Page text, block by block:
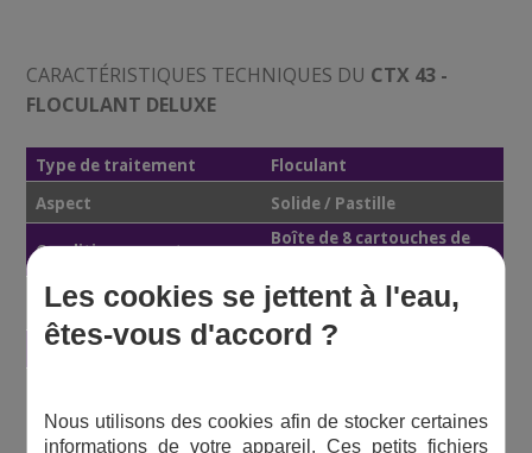
CARACTÉRISTIQUES TECHNIQUES DU CTX 43 -
FLOCULANT DELUXE
Type de traitement
Floculant
Aspect
Solide / Pastille
Conditionnement
Boîte de 8 cartouches de
Dissolution dans écumoire
à 28°
2 cycles de filtration
pH d'une solution à 1%
5 maximum
Dosage* (tous les 10
pastille
- Piscine de 50 à 100 m3 : 2
Les cookies se jettent à l'eau,
êtes-vous d'accord ?
Nous utilisons des cookies afin de stocker certaines
informations de votre appareil. Ces petits fichiers